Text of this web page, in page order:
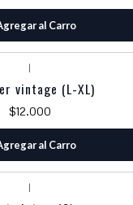
al Carro
|
vintage (L-XL)
$12.000
al Carro
|